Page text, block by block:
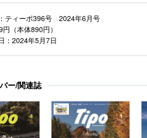
ティーポ396号 2024年6月号
円（本体890円）
： 2024年5月7日
ー/関連誌